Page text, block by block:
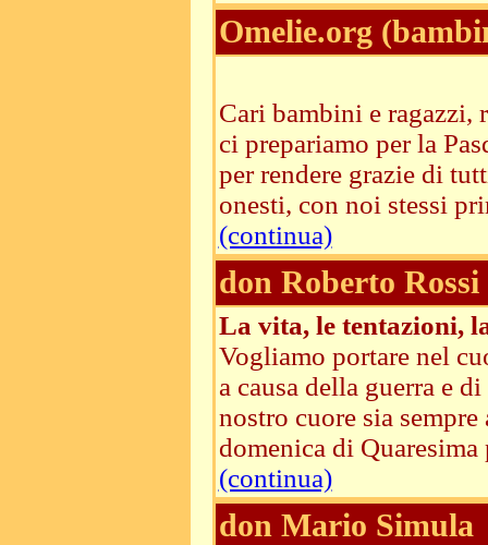
Omelie.org
Cari bambini e ragazzi,
ci prepariamo per la
per rendere grazie di
onesti, con noi stessi
(continua)
don Roberto Rossi
La vita, le tentazioni,
Vogliamo portare nel
a causa della guerra e
nostro cuore sia
domenica di
(continua)
don Mario Simula